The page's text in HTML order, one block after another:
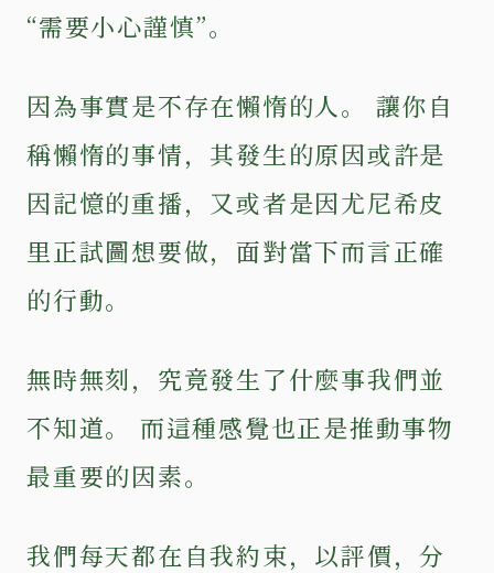
“需要小心謹慎”。
因為事實是不存在懶惰的人。 讓你自
稱懶惰的事情，其發生的原因或許是
因記憶的重播，又或者是因尤尼希皮
里正試圖想要做，面對當下而言正確
的行動。
無時無刻，究竟發生了什麼事我們並
不知道。 而這種感覺也正是推動事物
最重要的因素。
我們每天都在自我約束，以評價，分